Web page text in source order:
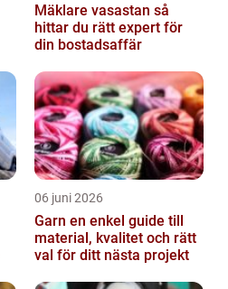
Mäklare vasastan så
hittar du rätt expert för
din bostadsaffär
06 juni 2026
Garn en enkel guide till
material, kvalitet och rätt
val för ditt nästa projekt